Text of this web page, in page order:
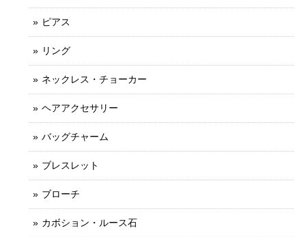
ピアス
リング
ネックレス・チョーカー
ヘアアクセサリー
バッグチャーム
ブレスレット
ブローチ
カボション・ルース石